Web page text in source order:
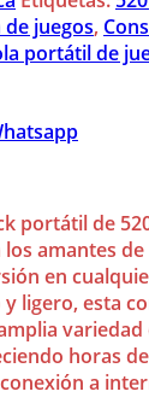
juegos,
portátil de
portátil de
amantes
en
ligero, esta
variedad
horas
a